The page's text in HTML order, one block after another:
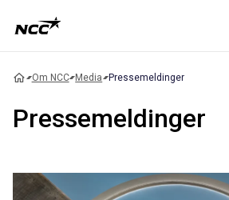
Om NCC Media Pressemeldinger
Pressemeldinger